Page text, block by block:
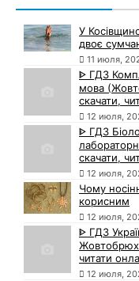
У
двоє
11 июля,
ᐈ ГДЗ
мова
скачати,
12 июля,
ᐈ ГДЗ
скачати,
12 июля,
Чому
корисним
12 июля,
ᐈ ГДЗ
Жовтобрюх
читати
12 июля,